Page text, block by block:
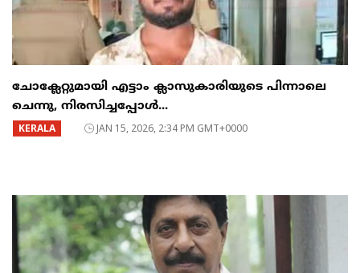
ചോക്ലേറ്റുമായി എട്ടാം ക്ലാസുകാരിയുടെ പിന്നാലെ
ചെന്നു, നിരസിച്ചപ്പോൾ...
KERALA JAN 15, 2026, 2:34 PM GMT+0000